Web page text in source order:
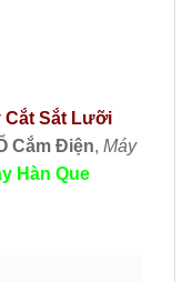
Cắt Sắt Lưỡi
Cắm Điện, Máy
Hàn Que